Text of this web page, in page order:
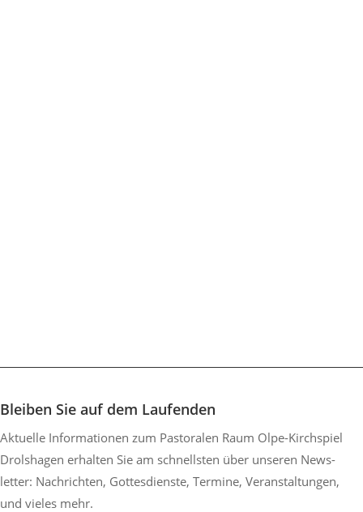
Bleiben Sie auf dem Laufenden
Aktu­elle Infor­ma­tionen zum Pasto­ralen Raum Olpe-Kirch­spiel
Drol­s­hagen erhalten Sie am schnellsten über unseren News­
letter: Nach­richten, Gottes­dienste, Termine, Veran­stal­tungen,
und vieles mehr.